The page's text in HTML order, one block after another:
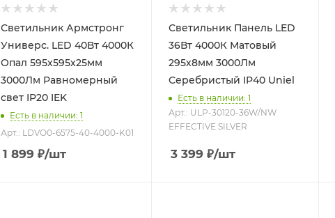
Светильник Армстронг
Универс. LED 40Вт 4000К
Опал 595х595х25мм
3000Лм Равномерный
свет IP20 IEK
Есть в наличии: 1
Арт.: LDVO0-6575-40-4000-K01
1 899 ₽/шт
Светильник Панель LED
36Вт 4000К Матовый
295х8мм 3000Лм
Серебристый IP40 Uniel
Есть в наличии: 1
Арт.: ULP-30120-36W/NW
EFFECTIVE SILVER
3 399 ₽/шт